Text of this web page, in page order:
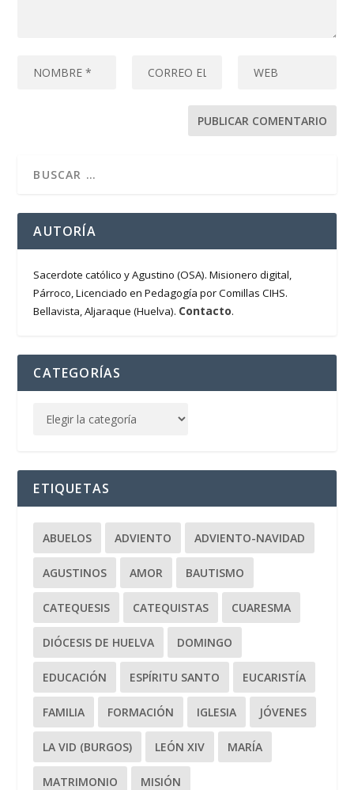
AUTORÍA
Sacerdote católico y Agustino (OSA). Misionero digital,
Párroco, Licenciado en Pedagogía por Comillas CIHS.
Bellavista, Aljaraque (Huelva). Contacto.
CATEGORÍAS
ETIQUETAS
ABUELOS ADVIENTO ADVIENTO-NAVIDAD
AGUSTINOS AMOR BAUTISMO
CATEQUESIS CATEQUISTAS CUARESMA
DIÓCESIS DE HUELVA DOMINGO
EDUCACIÓN ESPÍRITU SANTO EUCARISTÍA
FAMILIA FORMACIÓN IGLESIA JÓVENES
LA VID (BURGOS) LEÓN XIV MARÍA
MATRIMONIO MISIÓN